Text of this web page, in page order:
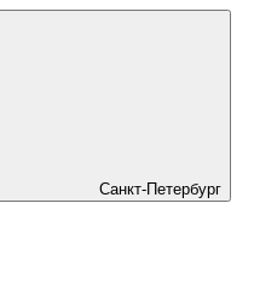
Санкт-Петербург